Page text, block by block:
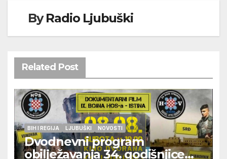
ByRadio Ljubuški
Related Post
BIH I REGIJA LJUBUŠKI NOVOSTI
Dvodnevni program
obilježavanja 34. godišnjice